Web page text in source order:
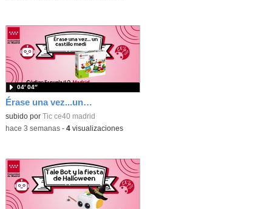
Érase una vez...un castillo medieval
subido por Tic ce40 madrid
04′ 04″
-hace 3 semanas- 4visualizaciones